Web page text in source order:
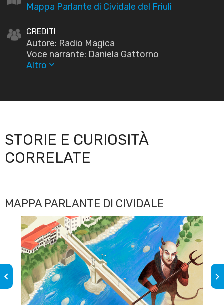
Mappa Parlante di Cividale del Friuli
CREDITI
Autore: Radio Magica
Voce narrante: Daniela Gattorno
Altro keyboard_arrow_down
STORIE E CURIOSITÀ
CORRELATE
MAPPA PARLANTE DI CIVIDALE
keyboard_arrow_left keyboard_arrow_right